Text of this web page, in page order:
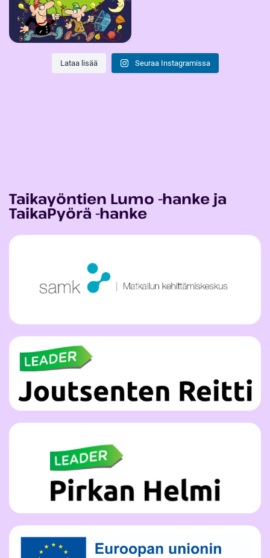
Lataa lisää Seuraa Instagramissa
Taikayöntien Lumo -hanke ja
TaikaPyörä -hanke